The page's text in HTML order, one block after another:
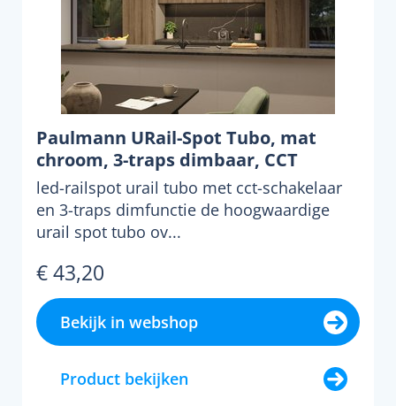
Paulmann URail-Spot Tubo, mat
chroom, 3-traps dimbaar, CCT
led-railspot urail tubo met cct-schakelaar
en 3-traps dimfunctie de hoogwaardige
urail spot tubo ov...
€ 43,20
Bekijk in webshop
Product bekijken